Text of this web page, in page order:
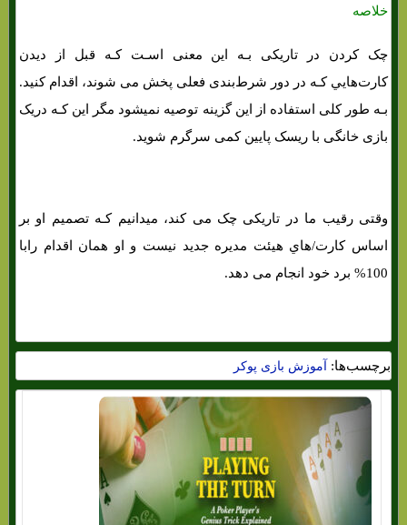
خلاصه
چک کردن در تاریکی بـه این معنی اسـت کـه قبل از دیدن
کارت‌هایي کـه در دور شرط‌بندی فعلی پخش می شوند، اقدام کنید.
بـه طور کلی استفاده از این گزینه توصیه نمیشود مگر این کـه دریک
بازی خانگی با ریسک پایین کمی سرگرم شوید.
وقتی رقیب ما در تاریکی چک می کند، میدانیم کـه تصمیم او بر
اساس کارت/هاي‌ هیئت مدیره جدید نیست و او همان اقدام رابا
100% برد خود انجام می دهد.
برچسب‌ها: آموزش بازی پوکر